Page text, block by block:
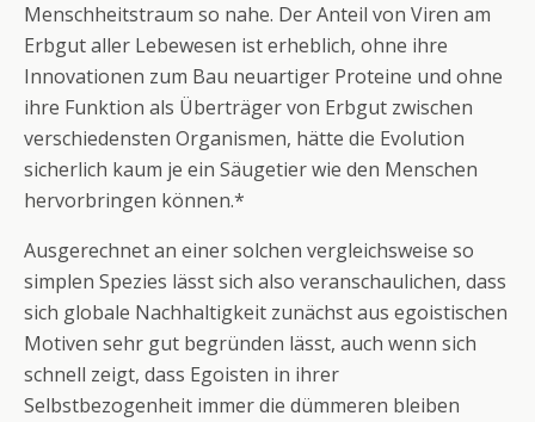
Menschheitstraum so nahe. Der Anteil von Viren am
Erbgut aller Lebewesen ist erheblich, ohne ihre
Innovationen zum Bau neuartiger Proteine und ohne
ihre Funktion als Überträger von Erbgut zwischen
verschiedensten Organismen, hätte die Evolution
sicherlich kaum je ein Säugetier wie den Menschen
hervorbringen können.*
Ausgerechnet an einer solchen vergleichsweise so
simplen Spezies lässt sich also veranschaulichen, dass
sich globale Nachhaltigkeit zunächst aus egoistischen
Motiven sehr gut begründen lässt, auch wenn sich
schnell zeigt, dass Egoisten in ihrer
Selbstbezogenheit immer die dümmeren bleiben